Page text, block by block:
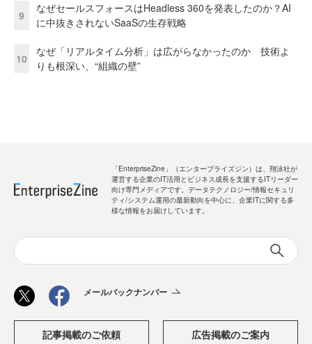
9
なぜセールスフォースはHeadless 360を発表したのか？AI
に中抜きされないSaaSの生存戦略
10
なぜ「リアルタイム分析」は広がらなかったのか 技術よ
りも根深い、“組織の壁”
「EnterpriseZine」（エンタープライズジン）は、翔泳社が
運営する企業のIT活用とビジネス成長を支援するITリーダー
向け専門メディアです。データテクノロジー/情報セキュリ
ティ/システム運用の最新動向を中心に、企業ITに関する多
様な情報をお届けしています。
メールバックナンバー
記事掲載のご依頼 広告掲載のご案内